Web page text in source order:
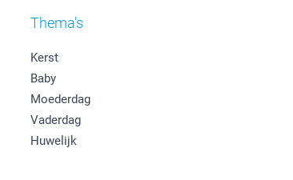
Thema's
Kerst
Baby
Moederdag
Vaderdag
Huwelijk